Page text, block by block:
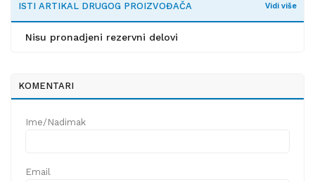
ISTI ARTIKAL DRUGOG PROIZVOĐAČA Vidi više
Nisu pronadjeni rezervni delovi
KOMENTARI
Ime/Nadimak
Email